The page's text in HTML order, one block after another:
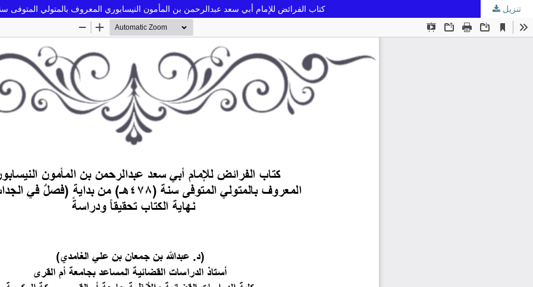
كتاب الفرائض للإمام أبي سعد عبدالرحمن بن المأمون النيسابوري المعروف بالمتولي المتوفى سنة (478هـ) من بداية (فصلٌ في الجدات)، إلى نهاية الكتاب تحقيقاً تنزيل